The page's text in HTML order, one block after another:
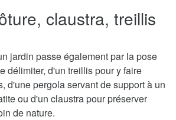
claustra, treillis
jardin passe également par la pose
délimiter, d'un treillis pour y faire
d'une pergola servant de support à un
ou d'un claustra pour préserver
de nature.